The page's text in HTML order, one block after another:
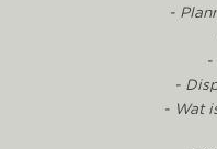
-
-
-
- Wat